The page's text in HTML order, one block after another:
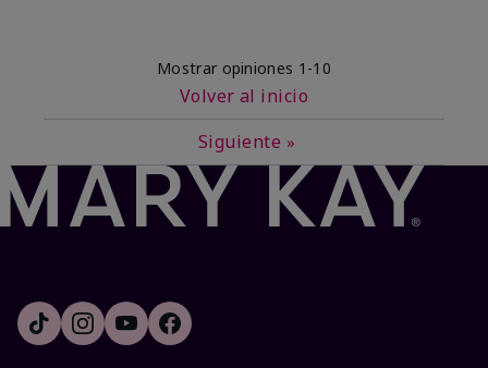
Mostrar opiniones 1-10
Volver al inicio
Siguiente »